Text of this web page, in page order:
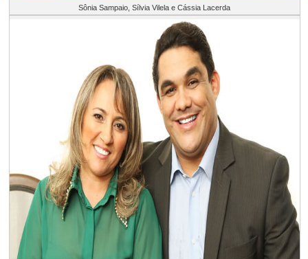
Sônia Sampaio, Sílvia Vilela e Cássia Lacerda